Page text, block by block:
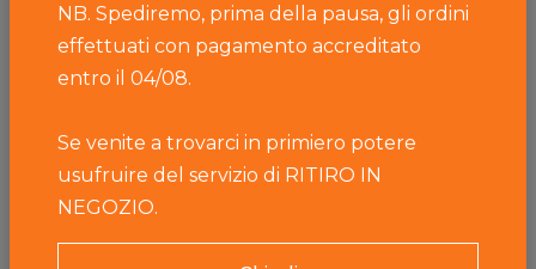
alpeggio è ancora meglio, perché contiene un
numero più elevato di specie batteriche
stimolare il sistema immunitario
NB. Spediremo, prima della pausa, gli ordini
effettuati con pagamento accreditato
entro il 04/08.
Se venite a trovarci in primiero potere
usufruire del servizio di RITIRO IN
NEGOZIO.